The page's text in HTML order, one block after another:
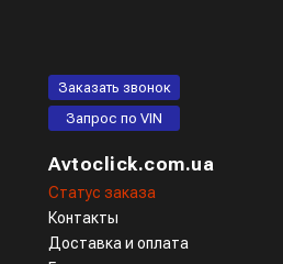
Заказать звонок
Запрос по VIN
Avtoclick.com.ua
Статус заказа
Контакты
Доставка и оплата